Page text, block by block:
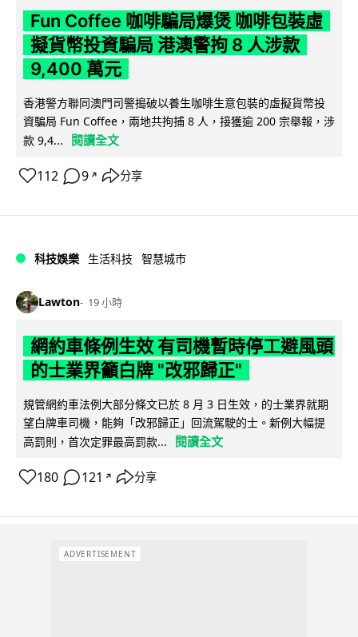
Fun Coffee 咖啡騙局爆煲 咖啡包裝虛
擬貨幣投資騙局 港澳警拘 8 人涉款
9,400 萬元
香港警方聯同澳門司警搗破以養生咖啡生意包裝的虛擬貨幣投
資騙局 Fun Coffee，兩地共拘捕 8 人，接獲逾 200 宗舉報，涉
款 9,4...
閱讀全文
112 9 ↗ 分享
科技娛樂 生活科技 智慧城市
Lawton 19 小時
網約車條例生效 有司機暫時停工避風頭
的士業界籲白牌 "改邪歸正"
規管網約車法例大部分條文已於 8 月 3 日生效，的士業界就期
望白牌車司機，能夠「改邪歸正」回流駕駛的士。新例大幅提
高罰則，首次定罪最高罰款...
閱讀全文
180 121 ↗ 分享
ADVERTISEMENT